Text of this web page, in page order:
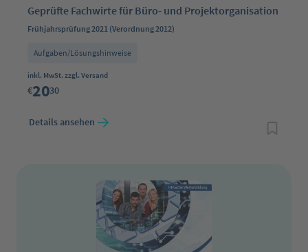
Geprüfte Fachwirte für Büro- und Projektorganisation
Frühjahrsprüfung 2021 (Verordnung 2012)
Aufgaben/Lösungshinweise
Regulärer Preis:
inkl. MwSt. zzgl. Versand
€2030
Details ansehen